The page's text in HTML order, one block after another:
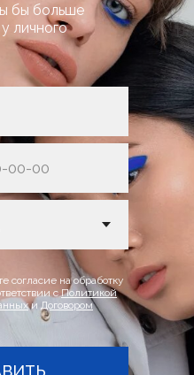
бы больше
личного
согласие на обработку
сПолитикой
и Договором